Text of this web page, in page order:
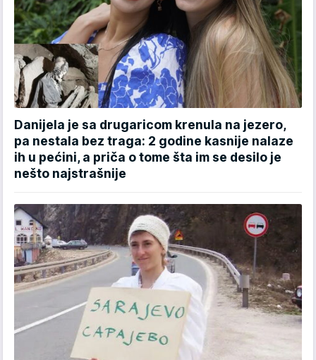
Danijela je sa drugaricom krenula na jezero,
pa nestala bez traga: 2 godine kasnije nalaze
ih u pećini, a priča o tome šta im se desilo je
nešto najstrašnije